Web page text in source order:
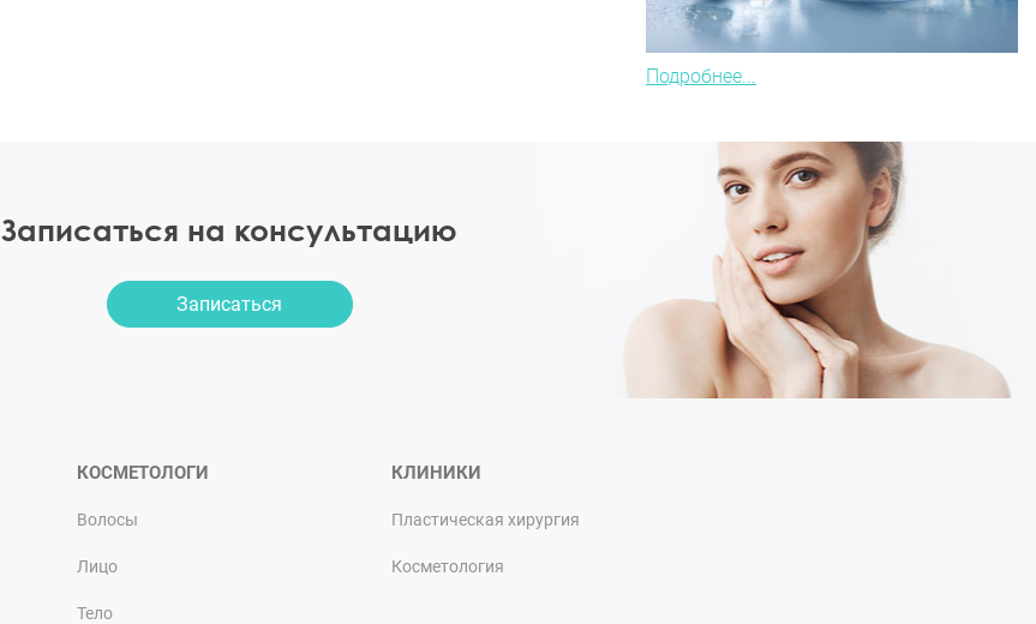
Подробнее...
Записаться на консультацию
Записаться
КОСМЕТОЛОГИ
Волосы
Лицо
Тело
КЛИНИКИ
Пластическая хирургия
Косметология